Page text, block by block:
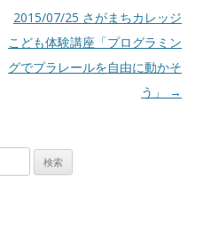
2015/07/25 さがまちカレッジ
こども体験講座「プログラミン
グでプラレールを自由に動かそ
う」
→